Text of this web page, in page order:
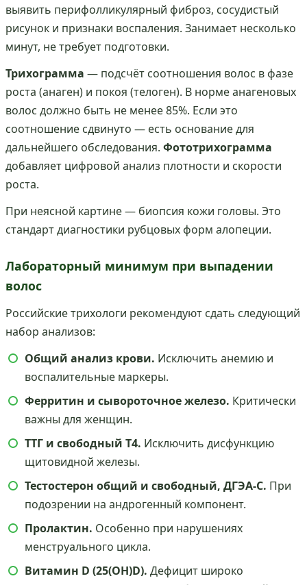
выявить перифолликулярный фиброз, сосудистый
рисунок и признаки воспаления. Занимает несколько
минут, не требует подготовки.
Трихограмма — подсчёт соотношения волос в фазе
роста (анаген) и покоя (телоген). В норме анагеновых
волос должно быть не менее 85%. Если это
соотношение сдвинуто — есть основание для
дальнейшего обследования. Фототрихограмма
добавляет цифровой анализ плотности и скорости
роста.
При неясной картине — биопсия кожи головы. Это
стандарт диагностики рубцовых форм алопеции.
Лабораторный минимум при выпадении
волос
Российские трихологи рекомендуют сдать следующий
набор анализов:
Общий анализ крови. Исключить анемию и
воспалительные маркеры.
Ферритин и сывороточное железо. Критически
важны для женщин.
ТТГ и свободный Т4. Исключить дисфункцию
щитовидной железы.
Тестостерон общий и свободный, ДГЭА-С. При
подозрении на андрогенный компонент.
Пролактин. Особенно при нарушениях
менструального цикла.
Витамин D (25(OH)D). Дефицит широко